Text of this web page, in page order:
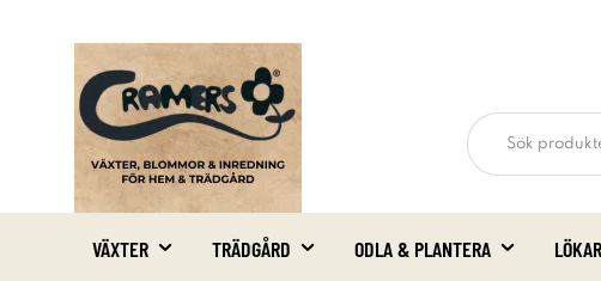
VÄXTER TRÄDGÅRD ODLA & PLANTERA